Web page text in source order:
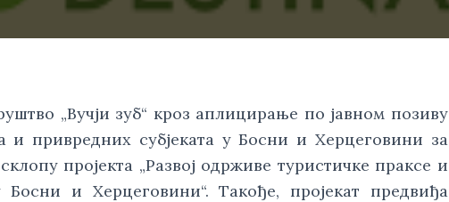
„Вучји зуб“ кроз аплицирање по јавном позиву
и привредних субјеката у Босни и Херцеговини за
пројекта „Развој одрживе туристичке праксе и
и Херцеговини“. Такође, пројекат предвиђа